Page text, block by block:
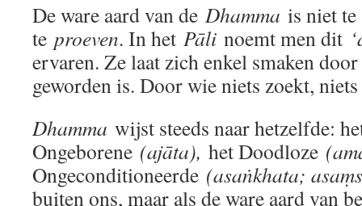
De ware aard van de Dhamma is niet
te proeven. In het Pāli noemt men dit
ervaren. Ze laat zich enkel smaken
geworden is. Door wie niets zoekt,
Dhamma wijst steeds naar hetzelfde:
Ongeborene (ajāta), het Doodloze
Ongeconditioneerde (asaṅkhata;
buiten ons, maar als de ware aard van